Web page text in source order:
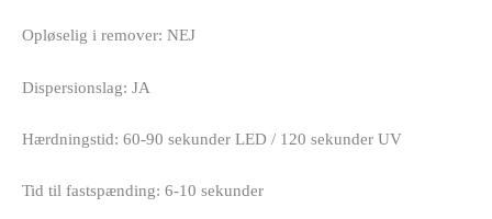
Opløselig i remover: NEJ
Dispersionslag: JA
Hærdningstid: 60-90 sekunder LED / 120 sekunder UV
Tid til fastspænding: 6-10 sekunder